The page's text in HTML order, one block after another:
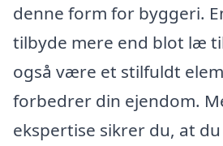
denne form for byggeri.
tilbyde mere end blot læ
også være et stilfuldt
forbedrer din ejendom.
ekspertise sikrer du, at